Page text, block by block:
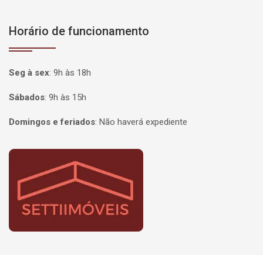
Horário de funcionamento
Seg à sex: 9h às 18h
Sábados: 9h às 15h
Domingos e feriados: Não haverá expediente
Página inicial